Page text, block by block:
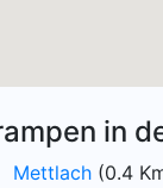
in
Mettlach (0.4